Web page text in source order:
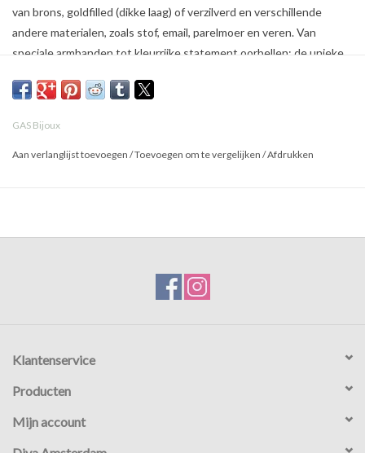
van brons, goldfilled (dikke laag) of verzilverd en verschillende
andere materialen, zoals stof, email, parelmoer en veren. Van
speciale armbanden tot kleurrijke statement oorbellen: de unieke
GAS Bijoux
Aan verlanglijst toevoegen /Toevoegen om te vergelijken /Afdrukken
Klantenservice
Producten
Mijn account